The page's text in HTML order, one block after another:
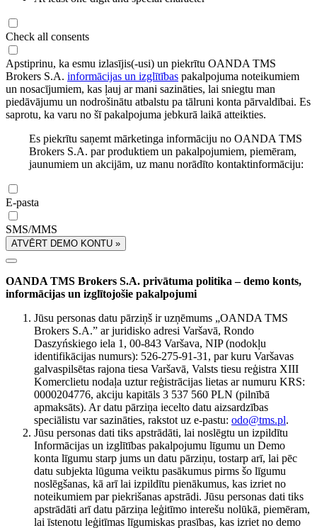
Check all consents
Apstiprinu, ka esmu izlasījis(-usi) un piekrītu OANDA TMS
Brokers S.A. informācijas un izglītības pakalpojuma noteikumiem
un nosacījumiem, kas ļauj ar mani sazināties, lai sniegtu man
piedāvājumu un nodrošinātu atbalstu pa tālruni konta pārvaldībai. Es
saprotu, ka varu no šī pakalpojuma jebkurā laikā atteikties.
Es piekrītu saņemt mārketinga informāciju no OANDA TMS
Brokers S.A. par produktiem un pakalpojumiem, piemēram,
jaunumiem un akcijām, uz manu norādīto kontaktinformāciju:
E-pasta
SMS/MMS
ATVĒRT DEMO KONTU »
OANDA TMS Brokers S.A. privātuma politika – demo konts,
informācijas un izglītojošie pakalpojumi
Jūsu personas datu pārziņš ir uzņēmums „OANDA TMS
Brokers S.A.” ar juridisko adresi Varšavā, Rondo
Daszyńskiego iela 1, 00-843 Varšava, NIP (nodokļu
identifikācijas numurs): 526-275-91-31, par kuru Varšavas
galvaspilsētas rajona tiesa Varšavā, Valsts tiesu reģistra XIII
Komerclietu nodaļa uztur reģistrācijas lietas ar numuru KRS:
0000204776, akciju kapitāls 3 537 560 PLN (pilnībā
apmaksāts). Ar datu pārziņa iecelto datu aizsardzības
speciālistu var sazināties, rakstot uz e-pastu: odo@tms.pl.
Jūsu personas dati tiks apstrādāti, lai noslēgtu un izpildītu
Informācijas un izglītības pakalpojumu līgumu un Demo
konta līgumu starp jums un datu pārziņu, tostarp arī, lai pēc
datu subjekta lūguma veiktu pasākumus pirms šo līgumu
noslēgšanas, kā arī lai izpildītu pienākumus, kas izriet no
noteikumiem par piekrišanas apstrādi. Jūsu personas dati tiks
apstrādāti arī datu pārziņa leģitīmo interešu nolūkā, piemēram,
lai īstenotu leģitīmas līgumiskas prasības, kas izriet no demo